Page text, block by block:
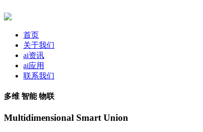
首页
关于我们
ai资讯
ai应用
联系我们
多维 智能 物联
Multidimensional Smart Union